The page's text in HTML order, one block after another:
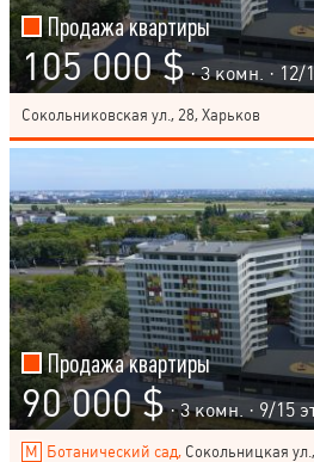
Продажа квартиры
105 000 $ · 3 комн. · 12/
Сокольниковская ул., 28, Харьков
Продажа квартиры
90 000 $ · 3 комн. · 9/15
Ботанический сад, Сокольницкая